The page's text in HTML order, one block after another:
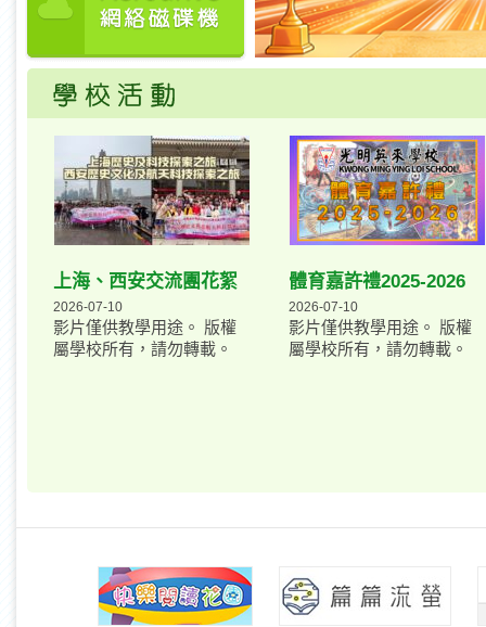
上海、西安交流團花絮
2026-07-10
影片僅供教學用途。 版權
屬學校所有，請勿轉載。
體育嘉許禮2025-2026
2026-07-10
影片僅供教學用途。 版權
屬學校所有，請勿轉載。